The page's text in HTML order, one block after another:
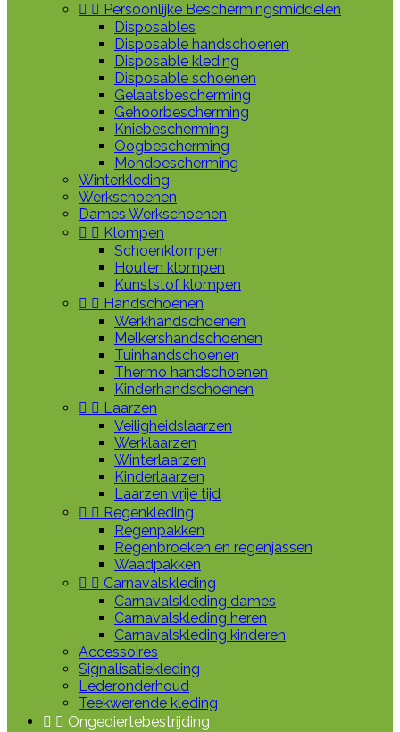
  Persoonlijke Beschermingsmiddelen
Disposables
Disposable handschoenen
Disposable kleding
Disposable schoenen
Gelaatsbescherming
Gehoorbescherming
Kniebescherming
Oogbescherming
Mondbescherming
Winterkleding
Werkschoenen
Dames Werkschoenen
  Klompen
Schoenklompen
Houten klompen
Kunststof klompen
  Handschoenen
Werkhandschoenen
Melkershandschoenen
Tuinhandschoenen
Thermo handschoenen
Kinderhandschoenen
  Laarzen
Veiligheidslaarzen
Werklaarzen
Winterlaarzen
Kinderlaarzen
Laarzen vrije tijd
  Regenkleding
Regenpakken
Regenbroeken en regenjassen
Waadpakken
  Carnavalskleding
Carnavalskleding dames
Carnavalskleding heren
Carnavalskleding kinderen
Accessoires
Signalisatiekleding
Lederonderhoud
Teekwerende kleding
  Ongediertebestrijding